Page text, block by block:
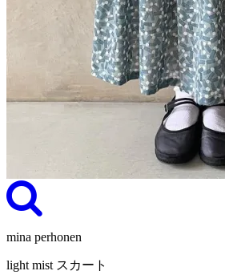
mina perhonen
light mist スカート